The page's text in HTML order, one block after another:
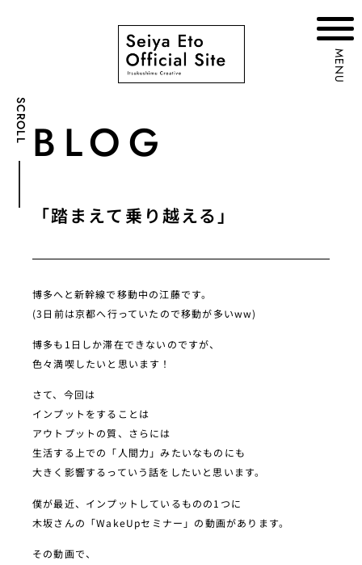
SCROLL
MENU
BLOG
「踏まえて乗り越える」
博多へと新幹線で移動中の江藤です。
(3日前は京都へ行っていたので移動が多いww)
博多も1日しか滞在できないのですが、
色々満喫したいと思います！
さて、今回は
インプットをすることは
アウトプットの質、さらには
生活する上での「人間力」みたいなものにも
大きく影響するっていう話をしたいと思います。
僕が最近、インプットしているものの1つに
木坂さんの「WakeUpセミナー」の動画があります。
その動画で、